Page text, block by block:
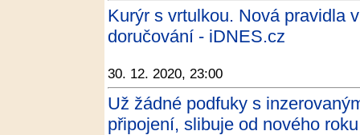
Kurýr s vrtulkou. Nová pravidla
doručování - iDNES.cz
30. 12. 2020, 23:00
Už žádné podfuky s
připojení, slibuje od nového